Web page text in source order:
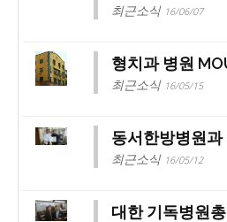
최근소식 16/06/07
형치과 병원
최근소식 16/05/15
동서한방병원과
최근소식 16/05/12
대한 기독병원